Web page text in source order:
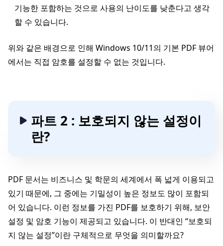
기능한 포함하는 것으로 사용의 난이도를 낮춘다고 생각
할 수 있습니다.
위와 같은 배경으로 인해 Windows 10/11의 기본 PDF 뷰어
에서는 직접 암호를 설정할 수 없는 것입니다.
파트 2 : 보호되지 않는 설정이
란?
PDF 문서는 비즈니스 및 학문의 세계에서 폭 넓게 이용되고
있기 때문에, 그 중에는 기밀성이 높은 정보도 많이 포함되
어 있습니다. 이런 정보를 가진 PDF를 보호하기 위해, 보안
설정 및 암호 기능이 제공되고 있습니다. 이 반대인 “보호되
지 않는 설정”이란 구체적으로 무엇을 의미할까요?